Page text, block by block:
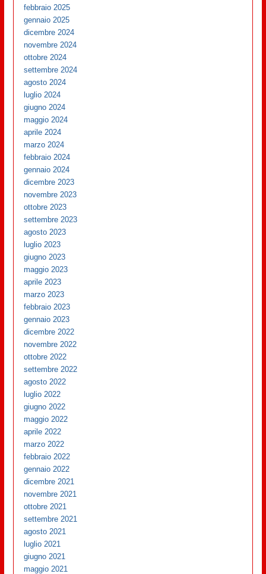
febbraio 2025
gennaio 2025
dicembre 2024
novembre 2024
ottobre 2024
settembre 2024
agosto 2024
luglio 2024
giugno 2024
maggio 2024
aprile 2024
marzo 2024
febbraio 2024
gennaio 2024
dicembre 2023
novembre 2023
ottobre 2023
settembre 2023
agosto 2023
luglio 2023
giugno 2023
maggio 2023
aprile 2023
marzo 2023
febbraio 2023
gennaio 2023
dicembre 2022
novembre 2022
ottobre 2022
settembre 2022
agosto 2022
luglio 2022
giugno 2022
maggio 2022
aprile 2022
marzo 2022
febbraio 2022
gennaio 2022
dicembre 2021
novembre 2021
ottobre 2021
settembre 2021
agosto 2021
luglio 2021
giugno 2021
maggio 2021